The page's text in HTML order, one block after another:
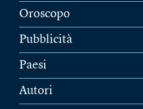
Oroscopo
Pubblicità
Paesi
Autori